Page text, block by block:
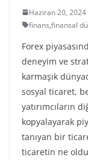
Haziran 20, 2024
finans,finansal
Forex
deneyim ve
karmaşık
sosyal ticaret,
yatırımcıların
kopyalayarak
tanıyan bir
ticaretin ne